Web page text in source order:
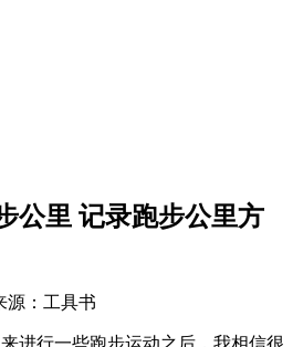
公里 记录跑步公里方
源：工具书
行一些跑步运动之后，我相信很